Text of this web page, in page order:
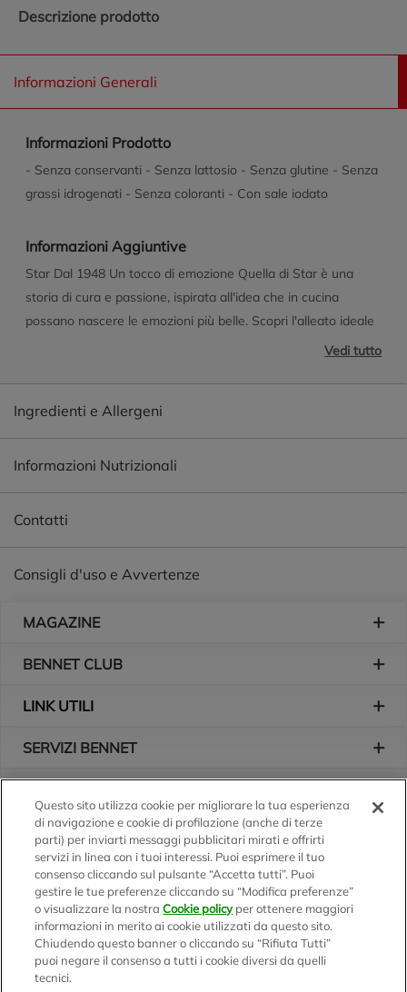
Descrizione prodotto
Informazioni Generali
Informazioni Prodotto
- Senza conservanti - Senza lattosio - Senza glutine - Senza
grassi idrogenati - Senza coloranti - Con sale iodato
Informazioni Aggiuntive
Star Dal 1948 Un tocco di emozione Quella di Star è una
storia di cura e passione, ispirata all'idea che in cucina
possano nascere le emozioni più belle. Scopri l'alleato ideale
per ogni tua ricetta: Secondi e contorni di carne, verdure o
Instagram
Vedi tutto
Ingredienti e Allergeni
Informazioni Nutrizionali
Contatti
Consigli d'uso e Avvertenze
MAGAZINE
BENNET CLUB
LINK UTILI
SERVIZI BENNET
Logo Bennet
Seguici sui nostri canali
Scarica l'app
Questo sito utilizza cookie per migliorare la tua esperienza
di navigazione e cookie di profilazione (anche di terze
parti) per inviarti messaggi pubblicitari mirati e offrirti
servizi in linea con i tuoi interessi. Puoi esprimere il tuo
consenso cliccando sul pulsante “Accetta tutti”. Puoi
gestire le tue preferenze cliccando su “Modifica preferenze”
o visualizzare la nostraCookie policyper ottenere maggiori
informazioni in merito ai cookie utilizzati da questo sito.
Chiudendo questo banner o cliccando su “Rifiuta Tutti”
puoi negare il consenso a tutti i cookie diversi da quelli
tecnici.